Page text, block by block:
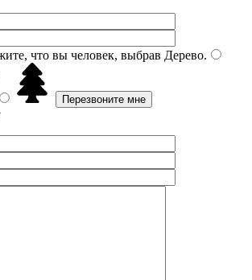
что вы человек, выбрав Дерево.